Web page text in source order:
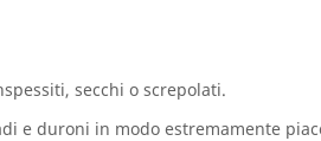
secchi o screpolati.
e duroni in modo estremamente